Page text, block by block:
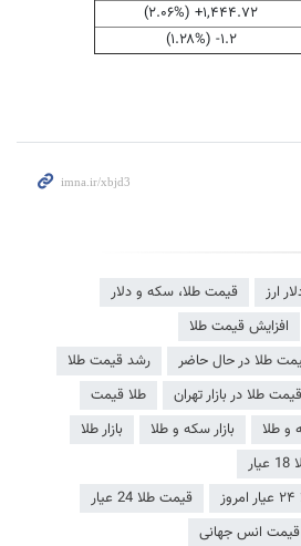
۱,۴۴۴.۷۲+ (۲.۰۶%)
۱.۲- (۱.۲۸%)
ارز
قیمت طلا، سکه و دلار
افزایش قیمت طلا
طلا در حال حاضر
رشد قیمت طلا
قیمت طلا در بازار تهران
طلا قیمت
طلا بازار سکه و طلا
بازار طلا
قیمت طلا 24 عیار
قیمت انس جهانی